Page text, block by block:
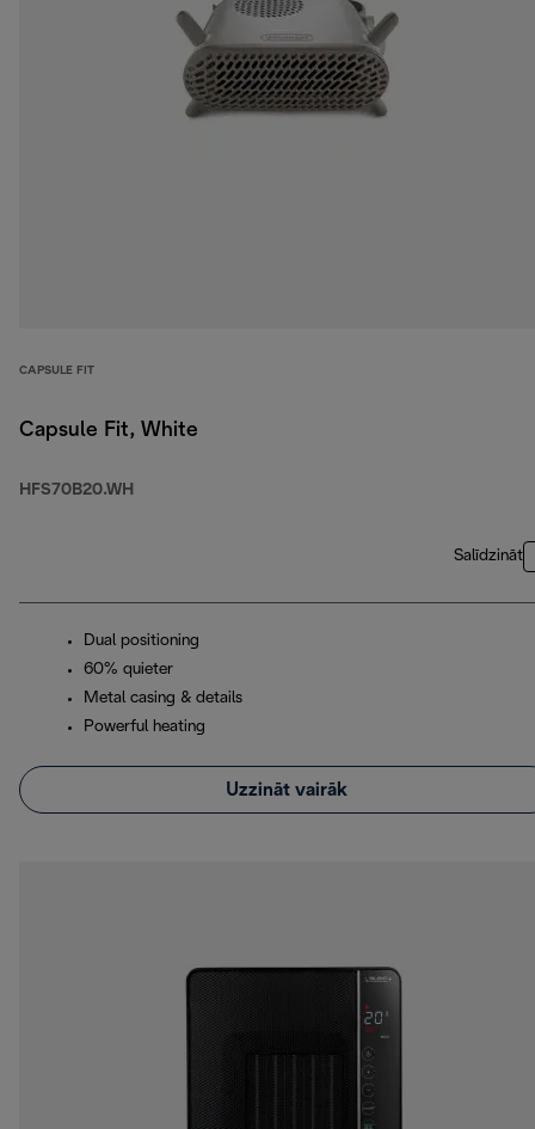
CAPSULE FIT
Capsule Fit, White
HFS70B20.WH
Salīdzināt
Dual positioning
60% quieter
Metal casing & details
Powerful heating
Uzzināt vairāk